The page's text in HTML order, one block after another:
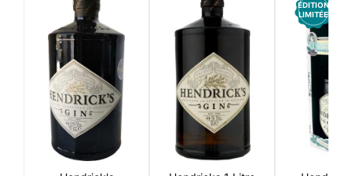
ÉDITION
LIMITÉE
Notre site web utilise des cookies capables de lire,
stocker et écrire des informations sur votre
navigateur et votre appareil. Les informations
traitées par ces technologies incluent des données
liées à votre compte utilisateur, qui peuvent inclure
des identifiants personnels (par exemple, l'adresse
IP et les détails de la session) et l'historique de
navigation. Nous utilisons ces informations à
diverses fins : par exemple, pour accéder à votre
compte et mémoriser votre panier d'achat, maintenir
la sécurité, mémoriser les choix des utilisateurs,